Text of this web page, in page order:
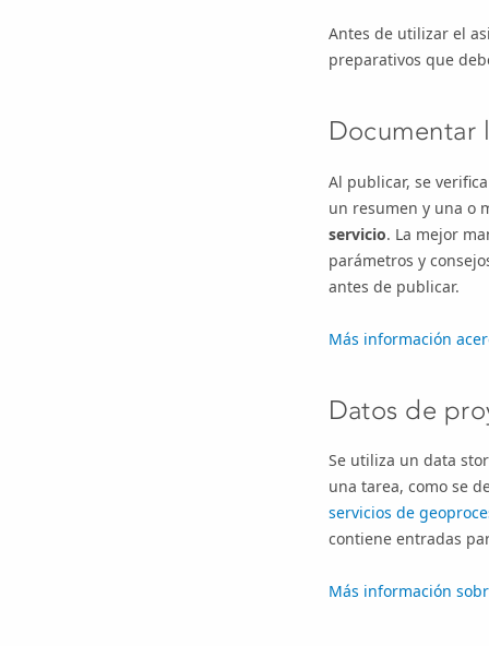
Antes de utilizar el
preparativos que
Documentar
Al publicar, se
un resumen y una o
servicio. La mejor
parámetros y
antes de publicar.
Más información
Datos de
Se utiliza un data
una tarea, como se
servicios de
contiene entradas
Más información